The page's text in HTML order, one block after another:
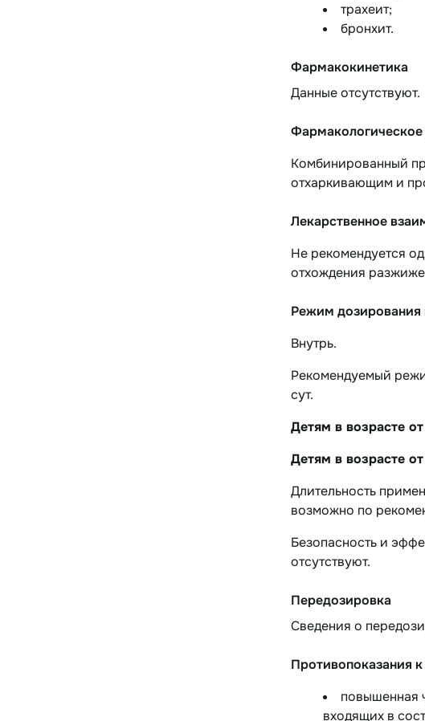
трахеит;
бронхит.
Фармакокинетика
Данные отсутствуют.
Комбинированный
отхаркивающим и
Лекарственное
Не рекомендуется
отхождения
Режим
Внутрь.
Рекомендуемый
сут.
Детям в возрасте
Детям в возрасте
Длительность
возможно по
Безопасность и
отсутствуют.
Передозировка
Сведения о
Противопоказания
повышенная
входящих в